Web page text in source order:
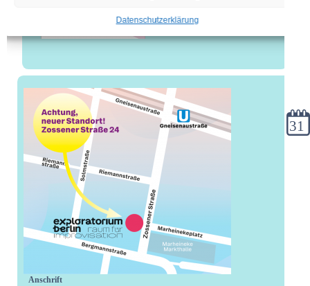
Datenschutzerklärung
Anschrift